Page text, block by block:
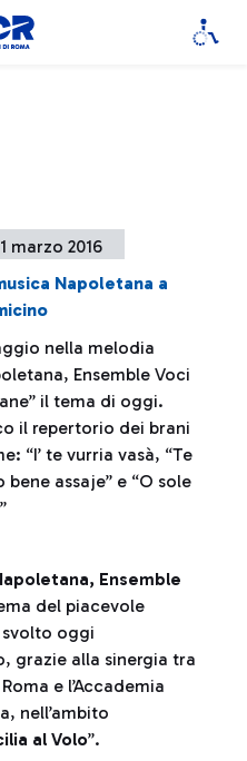
marzo 2016
Napoletana a
nella melodia
Ensemble Voci
il tema di oggi.
il repertorio dei brani
“I’ te vurria vasà, “Te
bene assaje” e “O sole
Ensemble
del piacevole
svolto oggi
grazie alla sinergia tra
e l’Accademia
nell’ambito
al Volo”.